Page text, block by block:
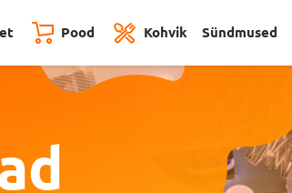
Pood Kohvik Sündmused